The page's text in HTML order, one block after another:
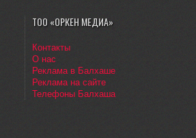
ТОО «ОРКЕН МЕДИА»
Контакты
О нас
Реклама в Балхаше
Реклама на сайте
Телефоны Балхаша